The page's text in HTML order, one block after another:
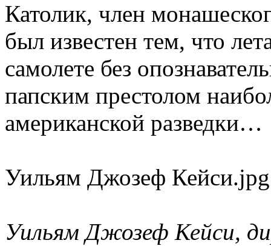
Католик, член
был известен тем, что
самолете без
папским престолом
американской разведки…
Уильям Джозеф Кейси.jpg
Уильям Джозеф Кейси,